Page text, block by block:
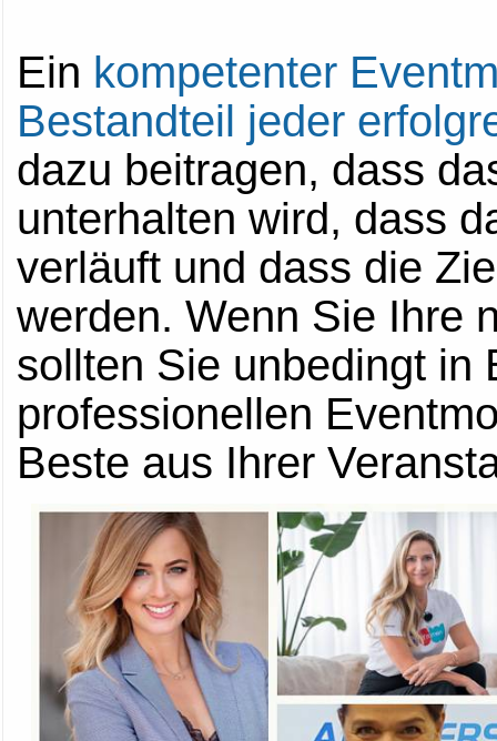
Ein kompetenter
Bestandteil jeder
dazu beitragen, dass
unterhalten wird, dass
verläuft und dass die
werden. Wenn Sie Ihre
sollten Sie unbedingt in
professionellen
Beste aus Ihrer